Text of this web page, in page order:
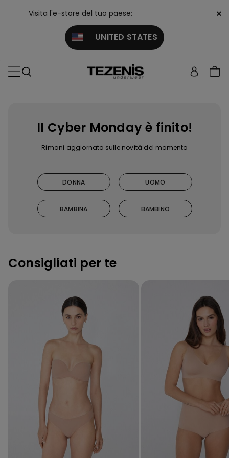
Il Cyber Monday è finito!
Rimani aggiornato sulle novità del momento
DONNA UOMO
BAMBINA BAMBINO
Consigliati per te
Visita l'e-store del tuo paese:
UNITED STATES
×